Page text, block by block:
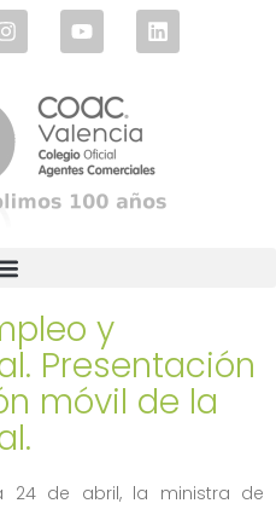
y
Presentación
móvil de la
24 de abril, la ministra de